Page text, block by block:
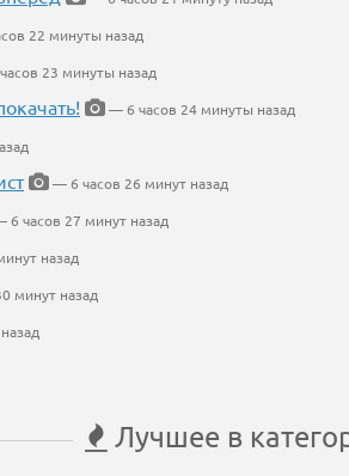
22 минуты назад
23 минуты назад
— 6 часов 24 минуты назад
— 6 часов 26 минут назад
6 часов 27 минут назад
назад
минут назад
Лучшее в